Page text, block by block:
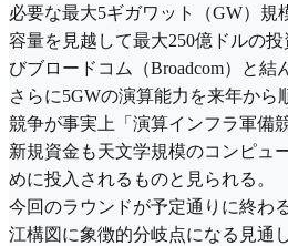
必要な最大5ギガワット（GW）規
容量を見越して最大250億ドルの投
びブロードコム（Broadcom）と結
さらに5GWの演算能力を来年か
競争が事実上「演算インフラ軍備
新規資金も天文学規模のコンピュ
めに投入されるものと見られる。
今回のラウンドが予定通りに終わ
江構図に象徴的分岐点になる見通